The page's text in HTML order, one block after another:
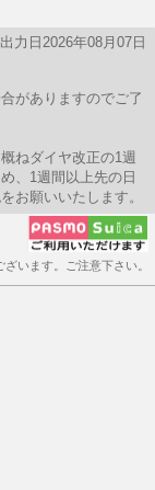
出力日2026年08月07日
がありますのでご了
ねダイヤ改正の1週
、1週間以上先の日
お願いいたします。
います。ご注意下さい。